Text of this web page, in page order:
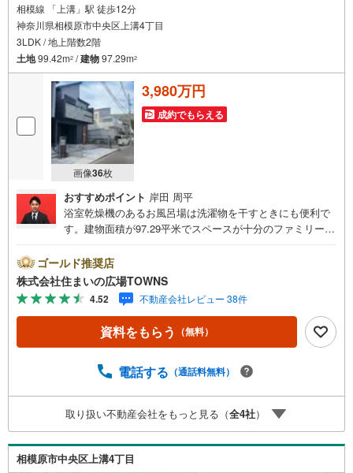
年間8000棟以上の限定物件を発表しているオープンハウスだから出会える
物件が多数ございます。
ぜひお気軽にご連絡・ご相談ください！
※限定物件:当社のみ、もしくは当社を含めた数社でのみご紹介可能なオープ
ンハウス・ディベロップメントの物件
相模線 「上溝」駅 徒歩12分
神奈川県相模原市中央区上溝4丁目
3LDK / 地上階数2階
土地99.42m2 /建物97.29m2
画像36枚
3,980万円
成約でもらえる
おすすめポイント 岸田 周平
浴室乾燥機のあるお風呂場は洗濯物を干すときにも便利で
す。建物面積が97.29平米でスペースが十分のファミリーに
こでは南東向きの物件をご紹介。システムキッチン付きの
物件です。令和8年7月築で地域にも馴染んだ物件でもあ
り、住環境も良好。皆で仲良く生活できる3LDKの物件情報
はこちらです。TVインターホンで、モニターから来訪者が
確認できます。南東向きの物件をご紹介しています。物件
の向きも確認しましょう。開放感のある間取りの3LDK物件
事がありません。TVインターホン付きでお子様のお留守番
いときに、宅配ボックスがあれば再配達の手間なしに荷物
を受け取れます。駅まで徒歩12分の場所にある物件です。
建物面積は97.29平米です。数ある物件の中から弊社の物件
をご覧いただき、ありがとうございます。心を込めてお手
伝いさせて下さい
ゴールド推奨店
株式会社住まいの広場TOWNS
4.52 不動産会社レビュー 38件
資料をもらう （無料）
電話する （通話料無料）
取り扱い不動産会社をもっと見る（全4社）
相模原市中央区上溝4丁目